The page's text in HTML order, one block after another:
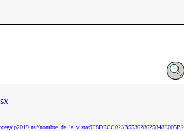
nombre_de_la_vista/